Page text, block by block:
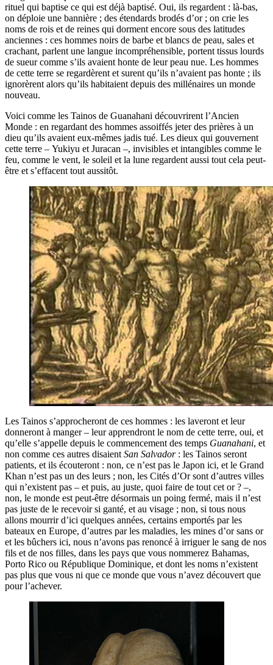
rituel qui baptise ce qui est déjà baptisé. Oui, ils regardent : là-bas,
on déploie une bannière ; des étendards brodés d’or ; on crie les
noms de rois et de reines qui dorment encore sous des latitudes
anciennes : ces hommes noirs de barbe et blancs de peau, sales et
crachant, parlent une langue incompréhensible, portent tissus lourds
de sueur comme s’ils avaient honte de leur peau nue. Les hommes
de cette terre se regardèrent et surent qu’ils n’avaient pas honte ; ils
ignorèrent alors qu’ils habitaient depuis des millénaires un monde
nouveau.
Voici comme les Tainos de Guanahani découvrirent l’Ancien
Monde : en regardant des hommes assoiffés jeter des prières à un
dieu qu’ils avaient eux-mêmes jadis tué. Les dieux qui gouvernent
cette terre – Yukiyu et Juracan –, invisibles et intangibles comme le
feu, comme le vent, le soleil et la lune regardent aussi tout cela peut-
être et s’effacent tout aussitôt.
Les Tainos s’approcheront de ces hommes : les laveront et leur
donneront à manger – leur apprendront le nom de cette terre, oui, et
qu’elle s’appelle depuis le commencement des temps Guanahani, et
non comme ces autres disaient San Salvador: les Tainos seront
patients, et ils écouteront : non, ce n’est pas le Japon ici, et le Grand
Khan n’est pas un des leurs ; non, les Cités d’Or sont d’autres villes
qui n’existent pas – et puis, au juste, quoi faire de tout cet or ? –,
non, le monde est peut-être désormais un poing fermé, mais il n’est
pas juste de le recevoir si ganté, et au visage ; non, si tous nous
allons mourrir d’ici quelques années, certains emportés par les
bateaux en Europe, d’autres par les maladies, les mines d’or sans or
et les bûchers ici, nous n’avons pas renoncé à irriguer le sang de nos
fils et de nos filles, dans les pays que vous nommerez Bahamas,
Porto Rico ou République Dominique, et dont les noms n’existent
pas plus que vous ni que ce monde que vous n’avez découvert que
pour l’achever.